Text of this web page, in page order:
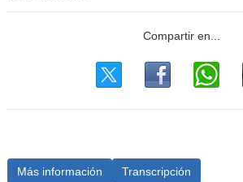
Más información Transcripción